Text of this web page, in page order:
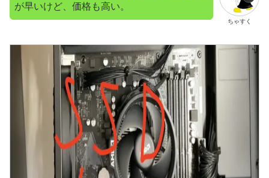
ちゃすく
が早いけど、価格も高い。